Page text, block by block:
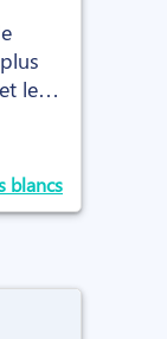
les
blancs